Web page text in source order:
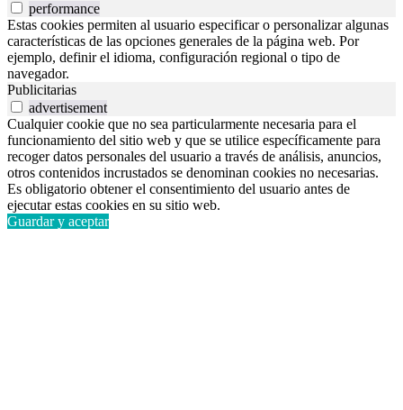
performance
Estas cookies permiten al usuario especificar o personalizar algunas
características de las opciones generales de la página web. Por
ejemplo, definir el idioma, configuración regional o tipo de
navegador.
Publicitarias
advertisement
Cualquier cookie que no sea particularmente necesaria para el
funcionamiento del sitio web y que se utilice específicamente para
recoger datos personales del usuario a través de análisis, anuncios,
otros contenidos incrustados se denominan cookies no necesarias.
Es obligatorio obtener el consentimiento del usuario antes de
ejecutar estas cookies en su sitio web.
Guardar y aceptar